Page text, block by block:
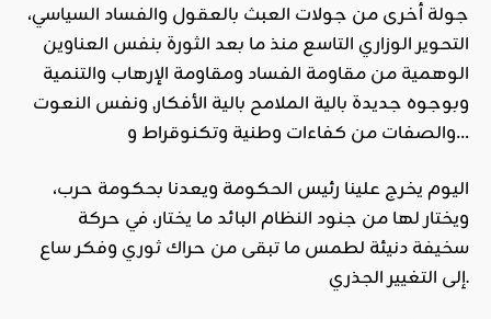
جولة أخرى من جولات العبث بالعقول والفساد السياسي،
التحوير الوزاري التاسع منذ ما بعد الثورة بنفس العناوين
الوهمية من مقاومة الفساد ومقاومة الإرهاب والتنمية
وبوجوه جديدة بالية الملامح بالية الأفكار, ونفس النعوت
والصفات من كفاءات وطنية وتكنوقراط و…
اليوم يخرج علينا رئيس الحكومة ويعدنا بحكومة حرب،
ويختار لها من جنود النظام البائد ما يختار، في حركة
سخيفة دنيئة لطمس ما تبقى من حراك ثوري وفكر ساع
إلى التغيير الجذري.